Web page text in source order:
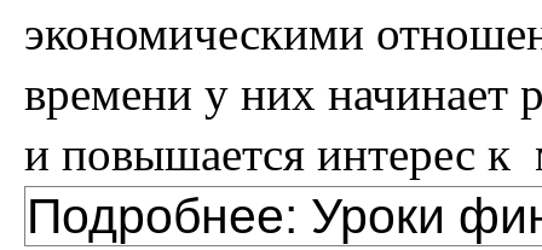
экономическими
времени у них начинает
и повышается интерес к
Подробнее: Уроки